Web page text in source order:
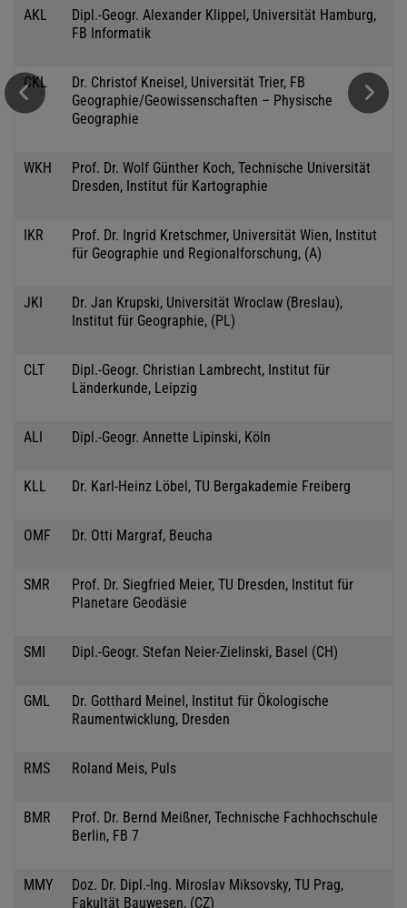
AKL
Dipl.-Geogr. Alexander Klippel, Universität Hamburg,
FB Informatik
CKL
Dr. Christof Kneisel, Universität Trier, FB
Geographie/Geowissenschaften – Physische
Geographie
WKH
Prof. Dr. Wolf Günther Koch, Technische Universität
Dresden, Institut für Kartographie
IKR
Prof. Dr. Ingrid Kretschmer, Universität Wien, Institut
für Geographie und Regionalforschung, (A)
JKI
Dr. Jan Krupski, Universität Wroclaw (Breslau),
Institut für Geographie, (PL)
CLT
Dipl.-Geogr. Christian Lambrecht, Institut für
Länderkunde, Leipzig
ALI Dipl.-Geogr. Annette Lipinski, Köln
KLL Dr. Karl-Heinz Löbel, TU Bergakademie Freiberg
OMF Dr. Otti Margraf, Beucha
SMR
Prof. Dr. Siegfried Meier, TU Dresden, Institut für
Planetare Geodäsie
SMI Dipl.-Geogr. Stefan Neier-Zielinski, Basel (CH)
GML
Dr. Gotthard Meinel, Institut für Ökologische
Raumentwicklung, Dresden
RMS Roland Meis, Puls
BMR
Prof. Dr. Bernd Meißner, Technische Fachhochschule
Berlin, FB 7
MMY
Doz. Dr. Dipl.-Ing. Miroslav Miksovsky, TU Prag,
Fakultät Bauwesen, (CZ)